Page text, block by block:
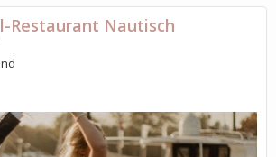
Restaurant Nautisch